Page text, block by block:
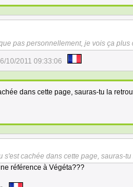
pas personnellement, je vois ça plus
10/2011 09:33:06
dans cette page, sauras-tu la
s'est cachée dans cette page, sauras-
référence à Végéta???